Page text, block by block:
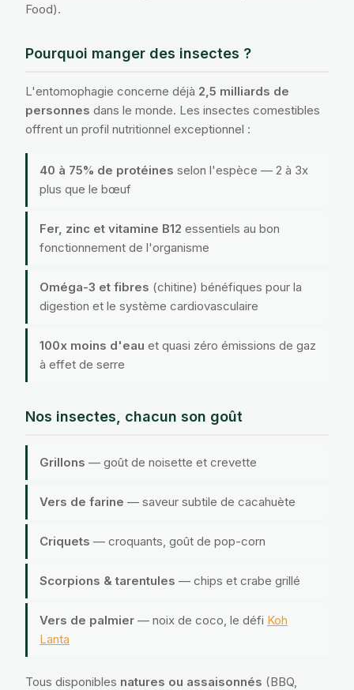
Food).
Pourquoi manger des insectes ?
L'entomophagie concerne déjà 2,5 milliards de
personnes dans le monde. Les insectes comestibles
offrent un profil nutritionnel exceptionnel :
40 à 75% de protéines selon l'espèce — 2 à 3x
plus que le bœuf
Fer, zinc et vitamine B12 essentiels au bon
fonctionnement de l'organisme
Oméga-3 et fibres (chitine) bénéfiques pour la
digestion et le système cardiovasculaire
100x moins d'eau et quasi zéro émissions de gaz
à effet de serre
Nos insectes, chacun son goût
Grillons — goût de noisette et crevette
Vers de farine — saveur subtile de cacahuète
Criquets — croquants, goût de pop-corn
Scorpions & tarentules — chips et crabe grillé
Vers de palmier — noix de coco, le défi Koh
Lanta
Tous disponibles natures ou assaisonnés (BBQ,